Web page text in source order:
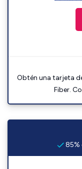
Obtén una tarjeta
Fiber.
85%